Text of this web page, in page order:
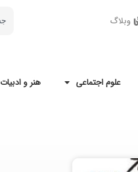
وبلاگ
علوم اجتماعی هنر و ادبیات